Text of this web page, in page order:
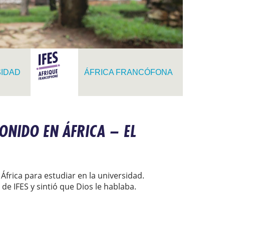
ÁFRICA FRANCÓFONA
EN ÁFRICA – EL
para estudiar en la universidad.
IFES y sintió que Dios le hablaba.